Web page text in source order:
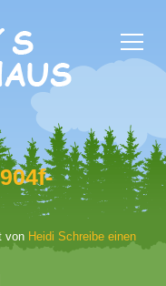
von Heidi Schreibe einen